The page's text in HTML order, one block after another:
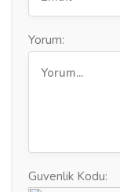
Yorum:
Guvenlik Kodu: